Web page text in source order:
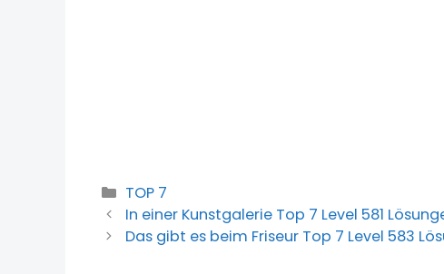
Kategorien
TOP 7
In einer Kunstgalerie Top 7 Level 581
Das gibt es beim Friseur Top 7 Level 583